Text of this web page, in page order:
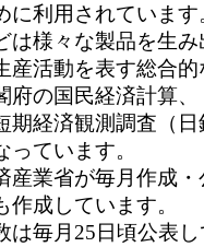
に利用されています
は様々な製品を生
産活動を表す総合
府の国民経済計算、
期経済観測調査（
ています。
産業省が毎月作成
成しています。
は毎月25日頃公表